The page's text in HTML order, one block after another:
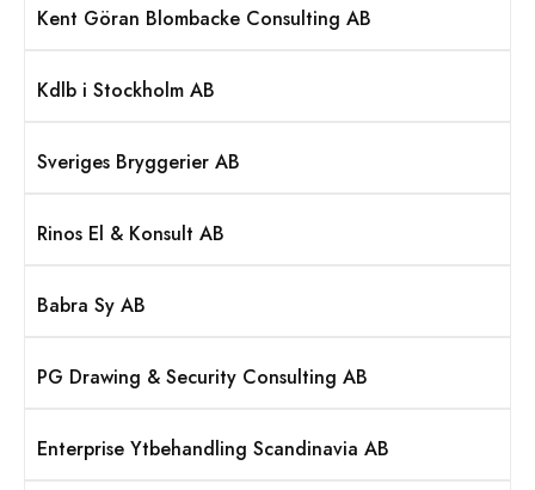
Kent Göran Blombacke Consulting AB
Kdlb i Stockholm AB
Sveriges Bryggerier AB
Rinos El & Konsult AB
Babra Sy AB
PG Drawing & Security Consulting AB
Enterprise Ytbehandling Scandinavia AB